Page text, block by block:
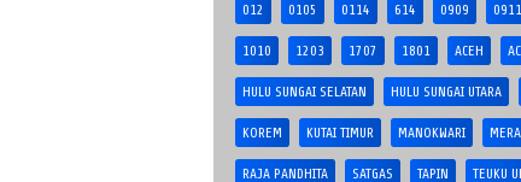
012 0105 0114 614 0909 0911
1010 1203 1707 1801 ACEH
HULU SUNGAI SELATAN HULU SUNGAI UTARA
KOREM KUTAI TIMUR MANOKWARI
RAJA PANDHITA SATGAS TAPIN TEUKU